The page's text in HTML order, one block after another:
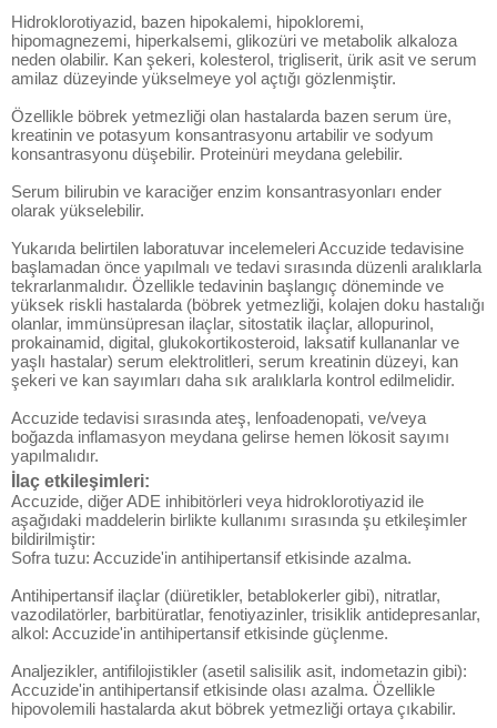
Hidroklorotiyazid, bazen hipokalemi, hipokloremi,
hipomagnezemi, hiperkalsemi, glikozüri ve metabolik alkaloza
neden olabilir. Kan şekeri, kolesterol, trigliserit, ürik asit ve serum
amilaz düzeyinde yükselmeye yol açtığı gözlenmiştir.
Özellikle böbrek yetmezliği olan hastalarda bazen serum üre,
kreatinin ve potasyum konsantrasyonu artabilir ve sodyum
konsantrasyonu düşebilir. Proteinüri meydana gelebilir.
Serum bilirubin ve karaciğer enzim konsantrasyonları ender
olarak yükselebilir.
Yukarıda belirtilen laboratuvar incelemeleri Accuzide tedavisine
başlamadan önce yapılmalı ve tedavi sırasında düzenli aralıklarla
tekrarlanmalıdır. Özellikle tedavinin başlangıç döneminde ve
yüksek riskli hastalarda (böbrek yetmezliği, kolajen doku hastalığı
olanlar, immünsüpresan ilaçlar, sitostatik ilaçlar, allopurinol,
prokainamid, digital, glukokortikosteroid, laksatif kullananlar ve
yaşlı hastalar) serum elektrolitleri, serum kreatinin düzeyi, kan
şekeri ve kan sayımları daha sık aralıklarla kontrol edilmelidir.
Accuzide tedavisi sırasında ateş, lenfoadenopati, ve/veya
boğazda inflamasyon meydana gelirse hemen lökosit sayımı
yapılmalıdır.
İlaç etkileşimleri:
Accuzide, diğer ADE inhibitörleri veya hidroklorotiyazid ile
aşağıdaki maddelerin birlikte kullanımı sırasında şu etkileşimler
bildirilmiştir:
Sofra tuzu: Accuzide'in antihipertansif etkisinde azalma.
Antihipertansif ilaçlar (diüretikler, betablokerler gibi), nitratlar,
vazodilatörler, barbitüratlar, fenotiyazinler, trisiklik antidepresanlar,
alkol: Accuzide'in antihipertansif etkisinde güçlenme.
Analjezikler, antifilojistikler (asetil salisilik asit, indometazin gibi):
Accuzide'in antihipertansif etkisinde olası azalma. Özellikle
hipovolemili hastalarda akut böbrek yetmezliği ortaya çıkabilir.